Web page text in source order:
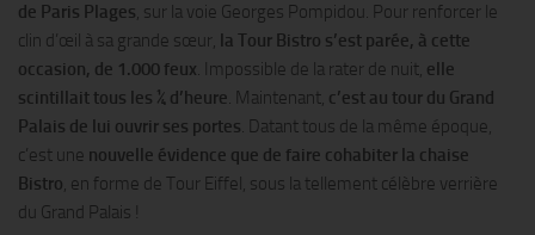
de Paris Plages, sur la voie Georges Pompidou. Pour renforcer le
clin d’œil à sa grande sœur, la Tour Bistro s’est parée, à cette
occasion, de 1.000 feux. Impossible de la rater de nuit, elle
scintillait tous les ¼ d’heure. Maintenant, c’est au tour du Grand
Palais de lui ouvrir ses portes. Datant tous de la même époque,
c’est une nouvelle évidence que de faire cohabiter la chaise
Bistro, en forme de Tour Eiffel, sous la tellement célèbre verrière
du Grand Palais !